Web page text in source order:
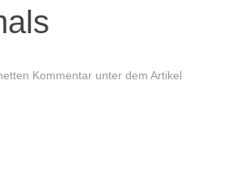
Kommentar unter dem Artikel